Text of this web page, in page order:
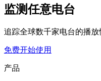
监测任意电台
追踪全球数千家电台的播放
免费开始使用
产品